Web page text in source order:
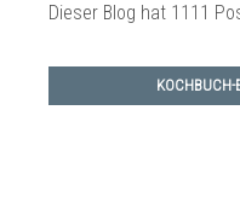
Dieser Blog hat 1111